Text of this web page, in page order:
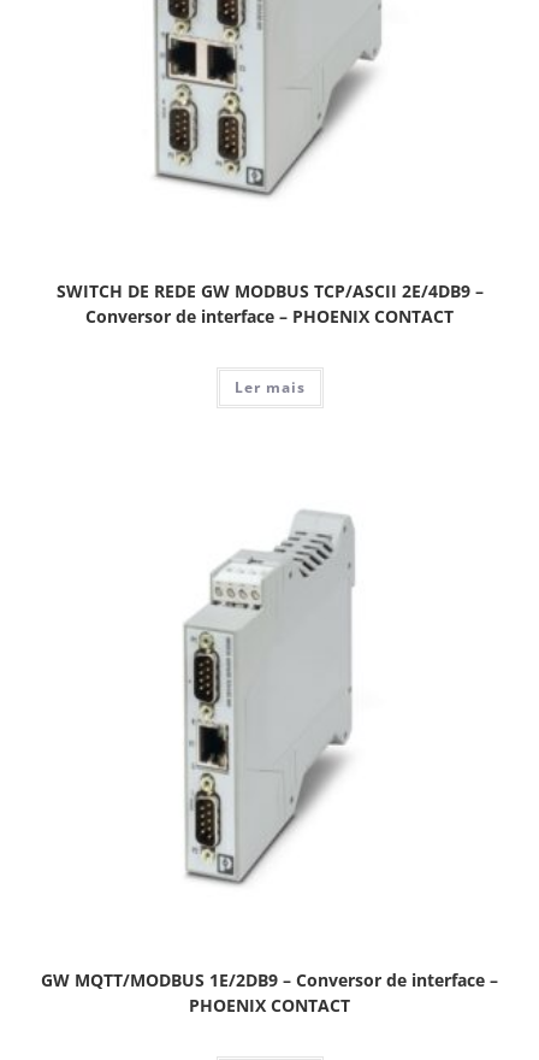
SWITCH DE REDE GW MODBUS TCP/ASCII 2E/4DB9 –
Conversor de interface – PHOENIX CONTACT
Ler mais
GW MQTT/MODBUS 1E/2DB9 – Conversor de interface –
PHOENIX CONTACT